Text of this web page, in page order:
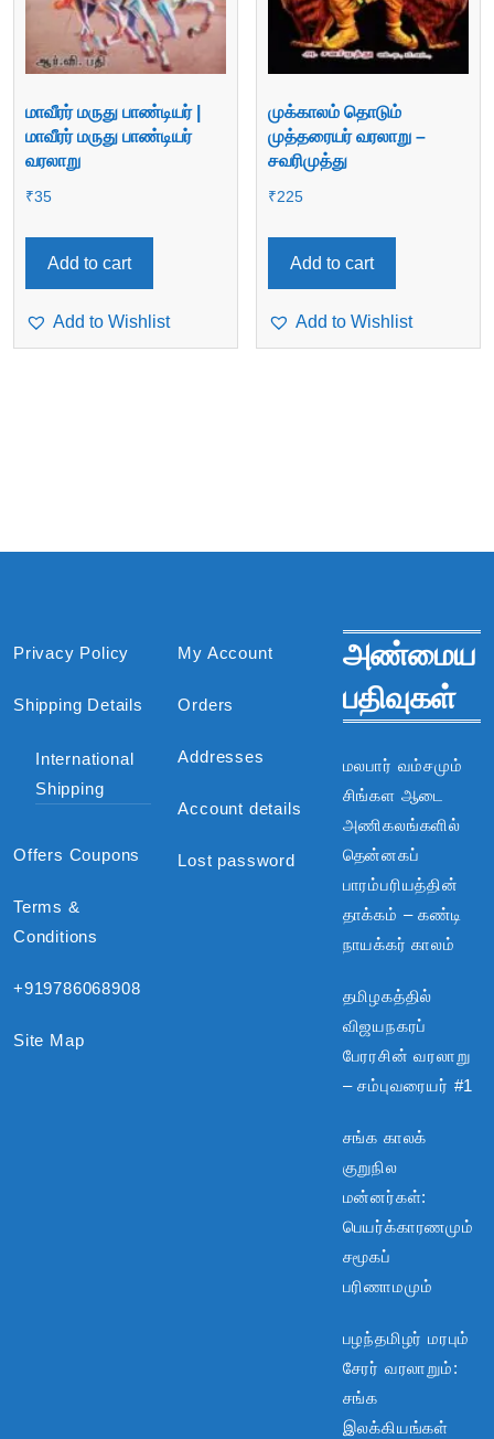
மாவீரர் மருது பாண்டியர் |
மாவீரர் மருது பாண்டியர்
வரலாறு
₹35
Add to cart
Add to Wishlist
முக்காலம் தொடும்
முத்தரையர் வரலாறு –
சவரிமுத்து
₹225
Add to cart
Add to Wishlist
Privacy Policy
Shipping Details
International
Shipping
Offers Coupons
Terms &
Conditions
+919786068908
Site Map
My Account
Orders
Addresses
Account details
Lost password
அண்மைய
பதிவுகள்
மலபார் வம்சமும்
சிங்கள ஆடை
அணிகலங்களில்
தென்னகப்
பாரம்பரியத்தின்
தாக்கம் – கண்டி
நாயக்கர் காலம்
தமிழகத்தில்
விஜயநகரப்
பேரரசின் வரலாறு
– சம்புவரையர் #1
சங்க காலக்
குறுநில
மன்னர்கள்:
பெயர்க்காரணமும்
சமூகப்
பரிணாமமும்
பழந்தமிழர் மரபும்
சேரர் வரலாறும்:
சங்க
இலக்கியங்கள்